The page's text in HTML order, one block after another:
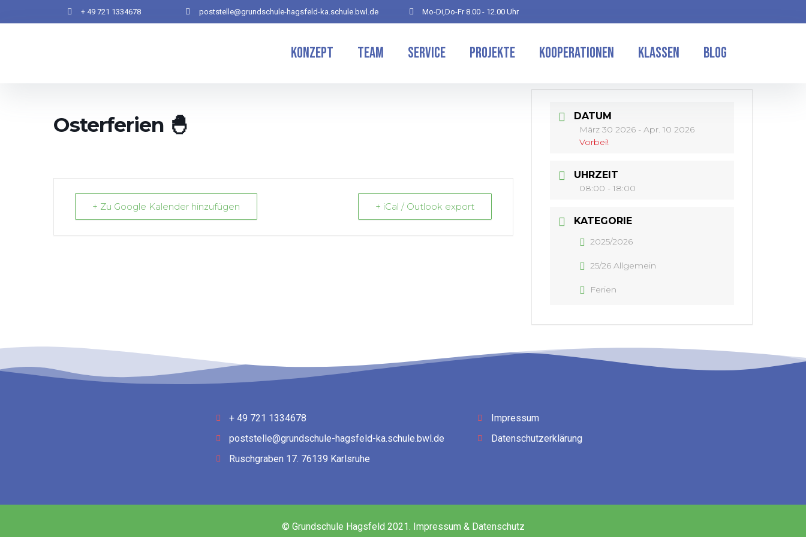
+ 49 721 1334678 poststelle@grundschule-hagsfeld-ka.schule.bwl.de Mo-Di,Do-Fr 8.00 - 12.00 Uhr
Konzept Team Service Projekte Kooperationen Klassen Blog
Osterferien 🐣
+ Zu Google Kalender hinzufügen + iCal / Outlook export
DATUM
März 30 2026 - Apr. 10 2026
Vorbei!
UHRZEIT
08:00 - 18:00
KATEGORIE
2025/2026
25/26 Allgemein
Ferien
+ 49 721 1334678
poststelle@grundschule-hagsfeld-ka.schule.bwl.de
Ruschgraben 17. 76139 Karlsruhe
Impressum
Datenschutzerklärung
© Grundschule Hagsfeld 2021. Impressum & Datenschutz